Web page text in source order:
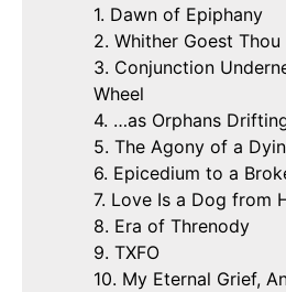
1. Dawn of Epiphany
2. Whither Goest Thou
3. Conjunction
Wheel
4. …as Orphans
5. The Agony of a
6. Epicedium to a
7. Love Is a Dog from
8. Era of Threnody
9. TXFO
10. My Eternal Grief,